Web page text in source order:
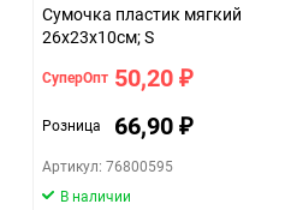
Сумочка пластик мягкий
26х23х10см; S
СуперОпт 50,20 ₽
Розница 66,90 ₽
Артикул: 76800595
В наличии